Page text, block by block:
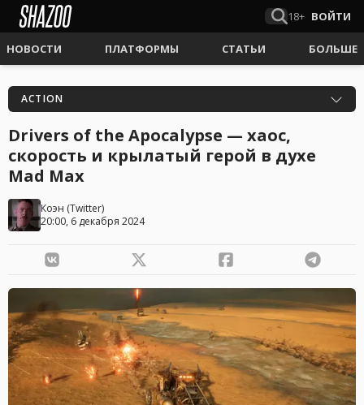
18+ ВОЙТИ
НОВОСТИ ПЛАТФОРМЫ СТАТЬИ БОЛЬШЕ
ACTION
Drivers of the Apocalypse — хаос,
скорость и крылатый герой в духе
Mad Max
Коэн (Twitter)
20:00, 6 декабря 2024